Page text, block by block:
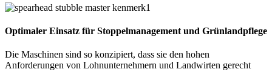
Optimaler Einsatz für Stoppelmanagement und Grünlandpflege
Die Maschinen sind so konzipiert, dass sie den hohen
Anforderungen von Lohnunternehmern und Landwirten gerecht